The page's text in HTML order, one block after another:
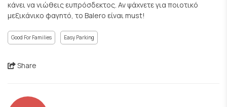
κάνει να νιώθεις ευπρόσδεκτος. Αν ψάχνετε για ποιοτικό
μεξικάνικο φαγητό, το Balero είναι must!
Good For Families Easy Parking
Share